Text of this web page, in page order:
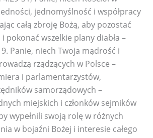
jednomyślność i współpracy
całą zbroję Bożą, aby pozostać
pokonać wszelkie plany diabła –
Panie, niech Twoja mądrość i
rządzących w Polsce –
i parlamentarzystów,
samorządowych –
miejskich i członków sejmików
wypełnili swoją rolę w różnych
w bojaźni Bożej i interesie całego